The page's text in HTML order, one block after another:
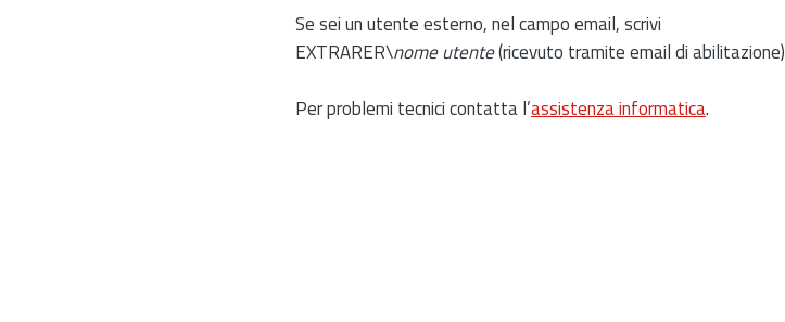
Se sei un utente esterno, nel campo email, scrivi
EXTRARER\nome utente(ricevuto tramite email di abilitazione)
Per problemi tecnici contatta l’assistenza informatica.